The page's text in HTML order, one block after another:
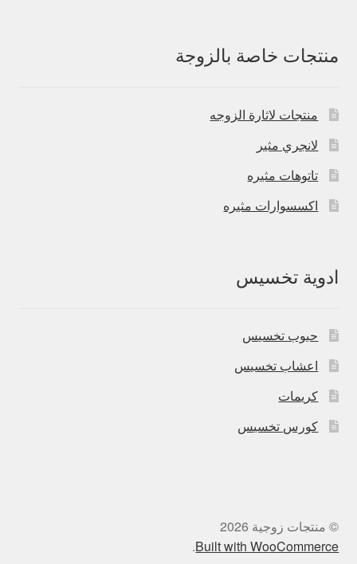
منتجات خاصة بالزوجة
منتجات لاثارة الزوجه
لانجري مثير
تاتوهات مثيره
اكسسوارات مثيره
ادوية تخسيس
حبوب تخسيس
اعشاب تخسيس
كريمات
كورس تخسيس
© منتجات زوجية 2026
Built with WooCommerce
.